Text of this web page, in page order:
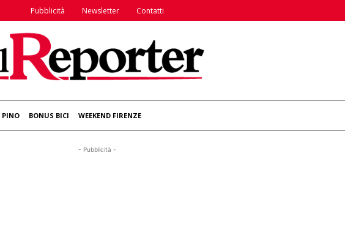
Pubblicità Newsletter Contatti
PINO BONUS BICI WEEKEND FIRENZE
- Pubblicità -